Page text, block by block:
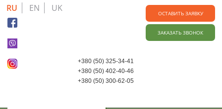
Skip
main
RU EN UK ОСТАВИТЬ ЗАЯВКУ
ЗАКАЗАТЬ ЗВОНОК
+380 (50) 325-34-41
+380 (50) 402-40-46
+380 (50) 300-62-05